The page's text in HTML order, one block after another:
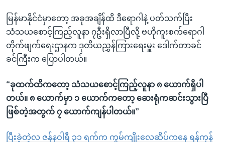
မြန်မာနိုင်ငံမှာတော့ အခုအချိန်ထိ ဒီရောဂါနဲ့ ပတ်သက်ပြီး
သံသယစောင့်ကြည့်လူနာ ၇ဦးရှိလာပြီလို့ ဗဟိုကူးစက်ရောဂါ
တိုက်ဖျက်ရေးဌာနက ဒုတိယညွှန်ကြားရေးမှူး ဒေါက်တာခင်
ခင်ကြီးက ပြောပါတယ်။
“ခုထက်ထိကတော့ သံသယစောင့်ကြည့်လူနာ ၈ ယောက်ရှိပါ
တယ်။ ၈ ယောက်မှာ ၁ ယောက်ကတော့ ဆေးရုံကဆင်းသွားပြီ
ဖြစ်တဲ့အတွက် ၇ ယောက်ကျန်ပါတယ်။”
ပြီးခဲ့တဲ့လ ဇန်နဝါရီ ၃၁ ရက်က ကွမ်ကျိုးလေဆိပ်ကနေ ရန်ကုန်